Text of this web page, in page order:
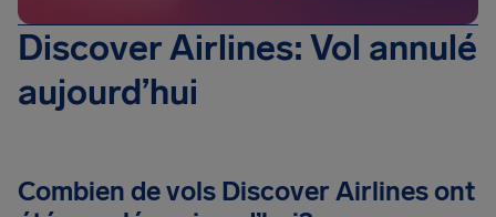
Discover Airlines: Vol annulé
aujourd’hui
Combien de vols Discover Airlines ont